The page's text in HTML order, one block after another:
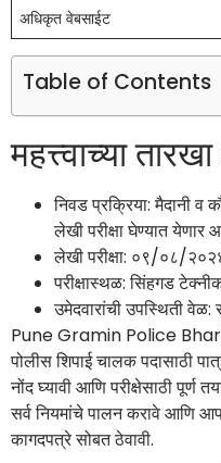
अधिकृत वेबसाईट
Table of Contents
महत्त्वाच्या
निवड प्रक्रिया: मैदानी व
लेखी परीक्षा घेण्यात येणार
लेखी परीक्षा: ०९/०८/
परीक्षास्थळ: सिंहगड
उमेदवारांची उपस्थिती
Pune Gramin Police Bharti
पोलीस शिपाई चालक पदासाठी
नोंद घ्यावी आणि परीक्षेसाठी पूर्ण
सर्व नियमांचे पालन करावे आणि
कागदपत्रे सोबत ठेवावी.